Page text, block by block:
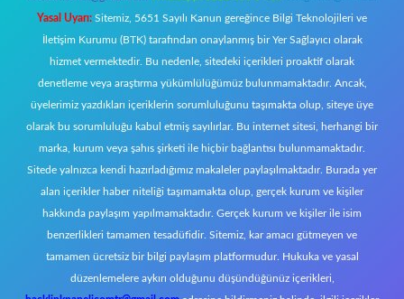
Yasal Uyarı: Sitemiz, 5651 Sayılı Kanun gereğince Bilgi Teknolojileri ve
İletişim Kurumu (BTK) tarafından onaylanmış bir Yer Sağlayıcı olarak
hizmet vermektedir. Bu nedenle, sitedeki içerikleri proaktif olarak
denetleme veya araştırma yükümlülüğümüz bulunmamaktadır. Ancak,
üyelerimiz yazdıkları içeriklerin sorumluluğunu taşımakta olup, siteye üye
olarak bu sorumluluğu kabul etmiş sayılırlar. Bu internet sitesi, herhangi bir
marka, kurum veya şahıs şirketi ile hiçbir bağlantısı bulunmamaktadır.
Sitede yalnızca kendi hazırladığımız makaleler paylaşılmaktadır. Burada yer
alan içerikler haber niteliği taşımamakta olup, gerçek kurum ve kişiler
hakkında paylaşım yapılmamaktadır. Gerçek kurum ve kişiler ile isim
benzerlikleri tamamen tesadüfidir. Sitemiz, kar amacı gütmeyen ve
tamamen ücretsiz bir bilgi paylaşım platformudur. Hukuka ve yasal
düzenlemelere aykırı olduğunu düşündüğünüz içerikleri,